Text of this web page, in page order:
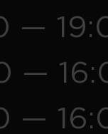
—
—
—